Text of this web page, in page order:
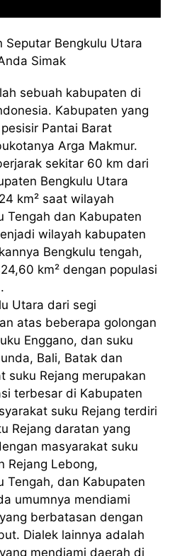
Seputar Bengkulu Utara
Simak
sebuah kabupaten di
Kabupaten yang
Pantai Barat
Arga Makmur.
sekitar 60 km dari
Bengkulu Utara
km² saat wilayah
Tengah dan Kabupaten
wilayah kabupaten
Bengkulu tengah,
km² dengan populasi
Utara dari segi
atas beberapa golongan
Enggano, dan suku
Bali, Batak dan
suku Rejang merupakan
terbesar di Kabupaten
suku Rejang terdiri
Rejang daratan yang
masyarakat suku
Rejang Lebong,
Tengah, dan Kabupaten
umumnya mendiami
berbatasan dengan
Dialek lainnya adalah
mendiami daerah di